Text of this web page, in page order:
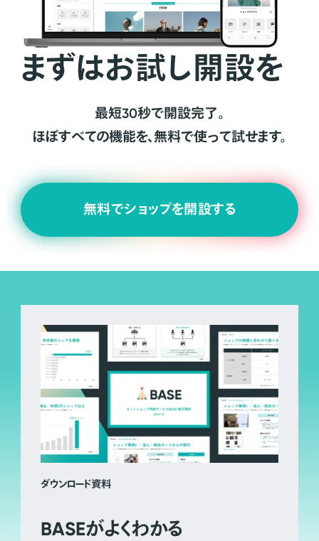
まずはお試し開設を
最短30秒で開設完了。
ほぼすべての機能を、無料で使って試せます。
無料でショップを開設する
ダウンロード資料
BASEがよくわかる